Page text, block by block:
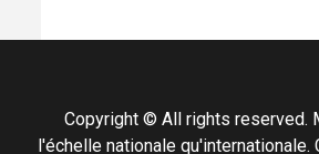
Copyright © All rights reserved.
l'échelle nationale